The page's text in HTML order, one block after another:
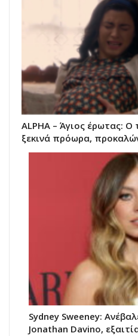
ALPHA – Άγιος έρωτας: Ο
ξεκινά πρόωρα,
Sydney Sweeney:
Jonathan Davino,